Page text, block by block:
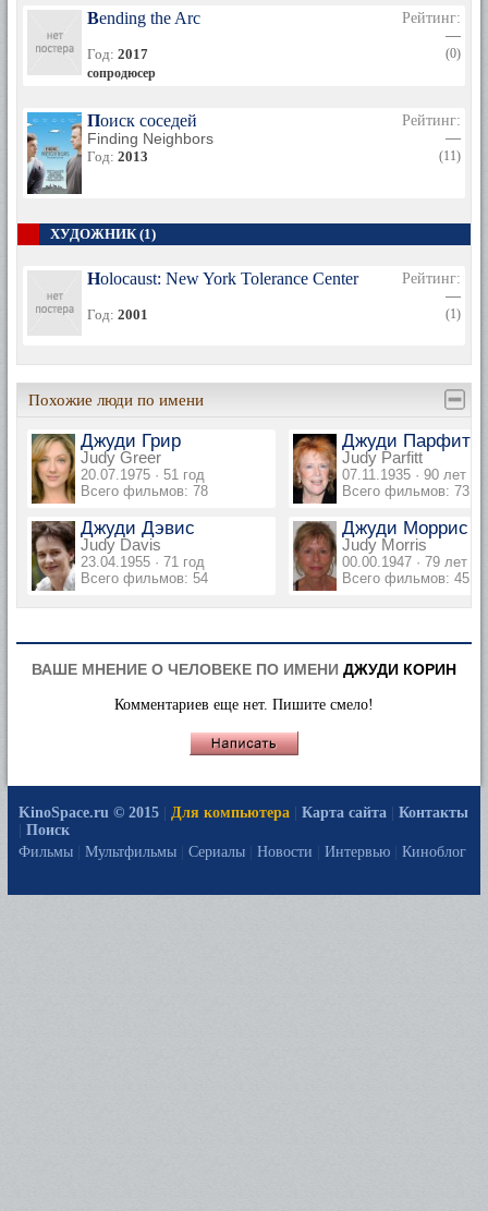
Bending the Arc
Год: 2017
сопродюсер
Рейтинг:
—
(0)
Поиск соседей
Finding Neighbors
Год: 2013
Рейтинг:
—
(11)
ХУДОЖНИК (1)
Holocaust: New York Tolerance Center
Год: 2001
Рейтинг:
—
(1)
Похожие люди по имени
Джуди Грир
Judy Greer
20.07.1975 · 51 год
Всего фильмов: 78
Джуди Парфитт
Judy Parfitt
07.11.1935 · 90 лет
Всего фильмов: 73
Джуди Дэвис
Judy Davis
23.04.1955 · 71 год
Всего фильмов: 54
Джуди Моррис
Judy Morris
00.00.1947 · 79 лет
Всего фильмов: 45
ВАШЕ МНЕНИЕ О ЧЕЛОВЕКЕ ПО ИМЕНИ ДЖУДИ КОРИН
Комментариев еще нет. Пишите смело!
KinoSpace.ru © 2015 Для компьютера Карта сайта
Контакты
Поиск
Фильмы
Мультфильмы Сериалы Новости Интервью Киноблог